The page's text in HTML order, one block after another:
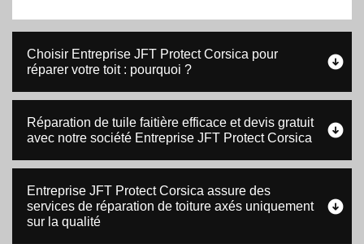
Choisir Entreprise JFT Protect Corsica pour
réparer votre toit : pourquoi ?
Réparation de tuile faitière efficace et devis gratuit
avec notre société Entreprise JFT Protect Corsica
Entreprise JFT Protect Corsica assure des
services de réparation de toiture axés uniquement
sur la qualité